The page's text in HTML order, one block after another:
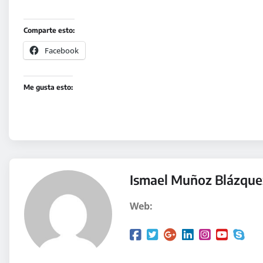
Comparte esto:
Facebook
Me gusta esto:
Ismael Muñoz
Web: